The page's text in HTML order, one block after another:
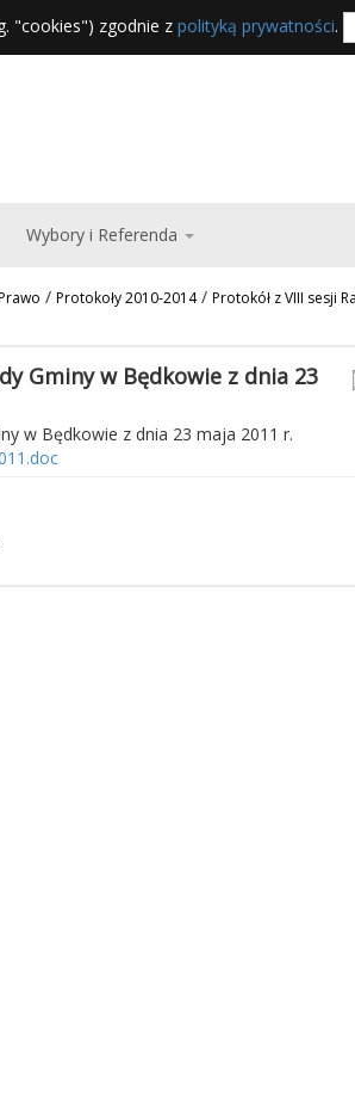
"cookies") zgodnie z polityką prywatności.
Wybory i Referenda
/ Protokoły 2010-2014/ Protokół z VIII sesji
Gminy w Będkowie z dnia 23
w Będkowie z dnia 23 maja 2011 r.